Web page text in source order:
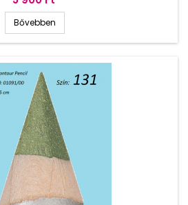
Bővebben